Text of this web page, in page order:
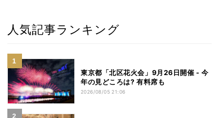
人気記事ランキング
東京都「北区花火会」9月26日開催 - 今
年の見どころは? 有料席も
2026/08/05 21:06